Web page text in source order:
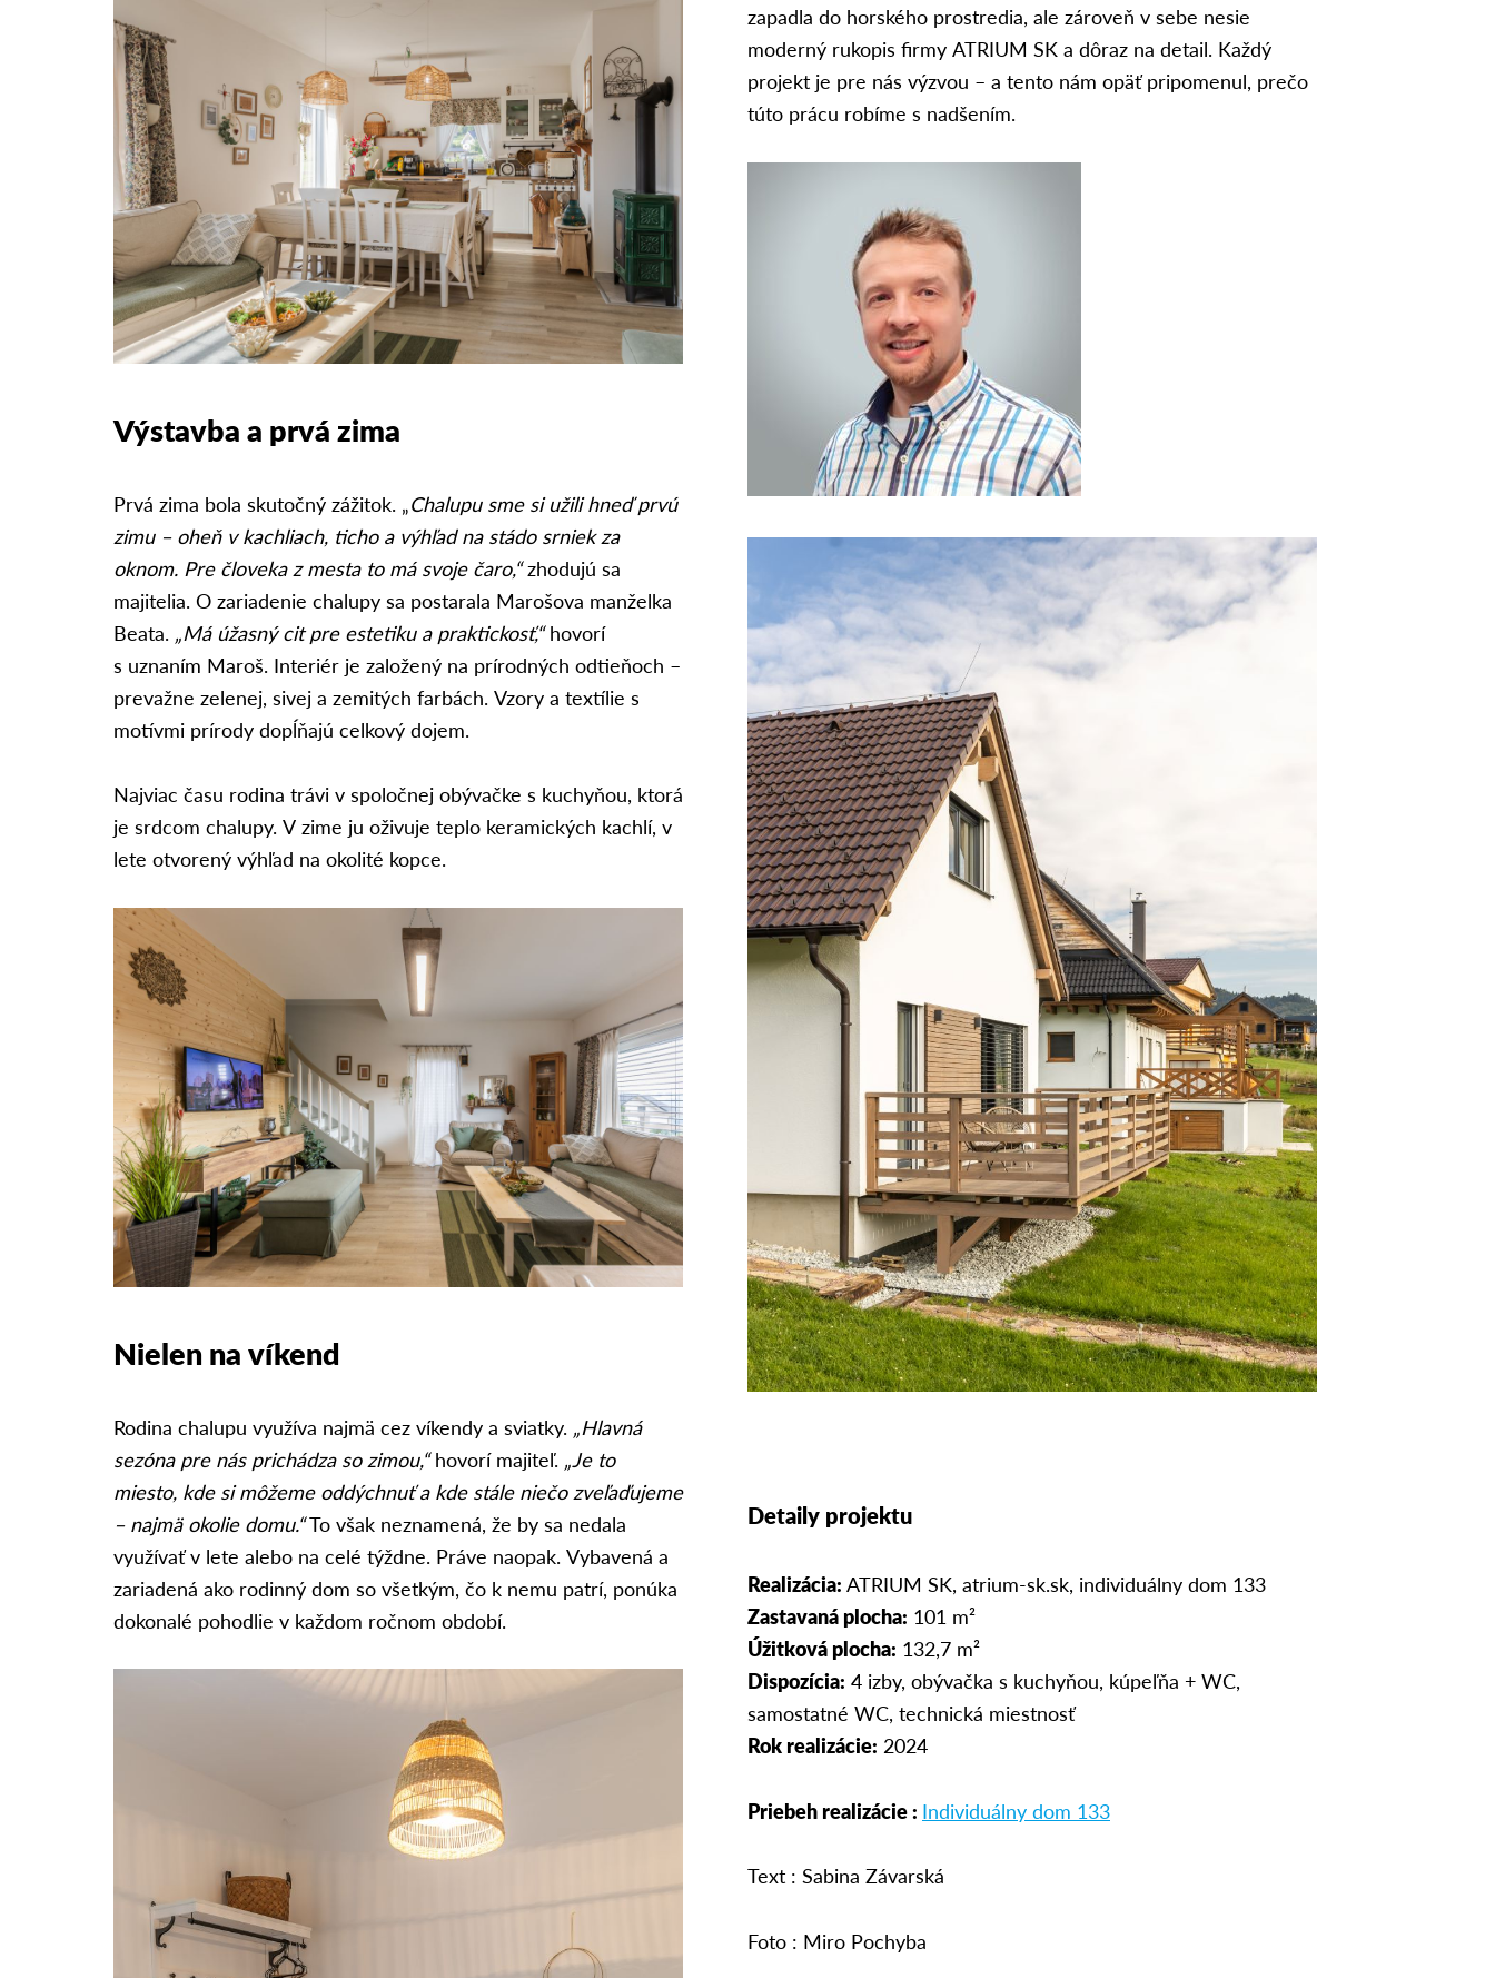
Výstavba a prvá zima
Prvá zima bola skutočný zážitok. „Chalupu sme si užili hneď prvú
zimu – oheň v kachliach, ticho a výhľad na stádo srniek za
oknom. Pre človeka z mesta to má svoje čaro,“zhodujú sa
majitelia. O zariadenie chalupy sa postarala Marošova manželka
Beata. „Má úžasný cit pre estetiku a praktickosť,“hovorí
s uznaním Maroš. Interiér je založený na prírodných odtieňoch –
prevažne zelenej, sivej a zemitých farbách. Vzory a textílie s
motívmi prírody dopĺňajú celkový dojem.
Najviac času rodina trávi v spoločnej obývačke s kuchyňou, ktorá
je srdcom chalupy. V zime ju oživuje teplo keramických kachlí, v
lete otvorený výhľad na okolité kopce.
Nielen na víkend
Rodina chalupu využíva najmä cez víkendy a sviatky. „Hlavná
sezóna pre nás prichádza so zimou,“hovorí majiteľ. „Je to
miesto, kde si môžeme oddýchnuť a kde stále niečo zveľaďujeme
– najmä okolie domu.“To však neznamená, že by sa nedala
využívať v lete alebo na celé týždne. Práve naopak. Vybavená a
zariadená ako rodinný dom so všetkým, čo k nemu patrí, ponúka
dokonalé pohodlie v každom ročnom období.
zapadla do horského prostredia, ale zároveň v sebe nesie
moderný rukopis firmy ATRIUM SK a dôraz na detail. Každý
projekt je pre nás výzvou – a tento nám opäť pripomenul, prečo
túto prácu robíme s nadšením.
Detaily projektu
Realizácia: ATRIUM SK, atrium-sk.sk, individuálny dom 133
Zastavaná plocha: 101 m²
Úžitková plocha: 132,7 m²
Dispozícia: 4 izby, obývačka s kuchyňou, kúpeľňa + WC,
samostatné WC, technická miestnosť
Rok realizácie: 2024
Priebeh realizácie : Individuálny dom 133
Text : Sabina Závarská
Foto : Miro Pochyba